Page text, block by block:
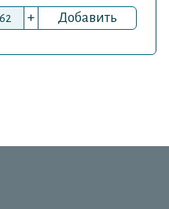
+ Добавить